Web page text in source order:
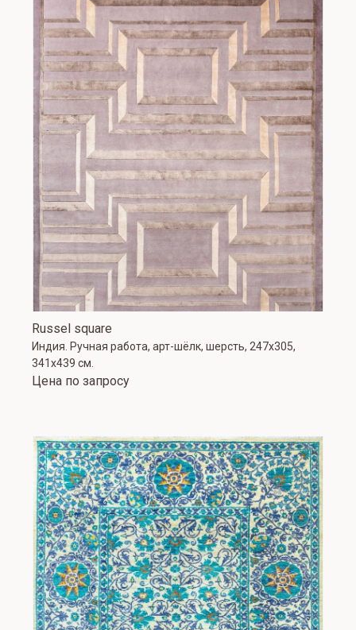
Russel square
Индия. Ручная работа, арт-шёлк, шерсть, 247x305,
341x439 см.
Цена по запросу